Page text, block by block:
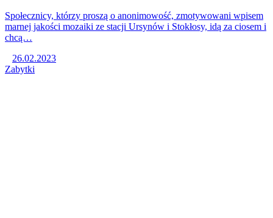
Społecznicy, którzy proszą o anonimowość, zmotywowani wpisem
marnej jakości mozaiki ze stacji Ursynów i Stokłosy, idą za ciosem i
chcą…
26.02.2023
Zabytki